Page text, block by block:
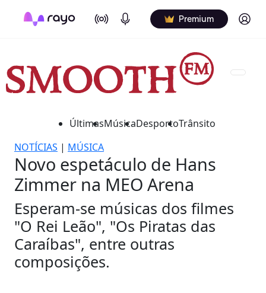
On Air Podcasts Premium Log in
ÚltimasMúsicaDesportoTrânsito
NOTÍCIAS | MÚSICA
Novo espetáculo de Hans
Zimmer na MEO Arena
Esperam-se músicas dos filmes
"O Rei Leão", "Os Piratas das
Caraíbas", entre outras
composições.